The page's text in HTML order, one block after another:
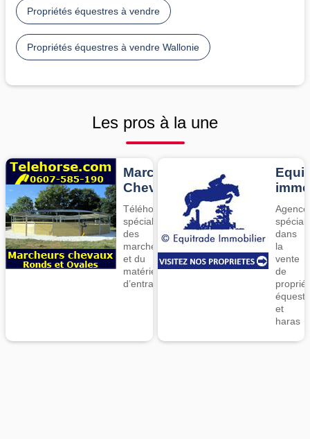
Propriétés équestres à vendre
Propriétés équestres à vendre Wallonie
Les pros à la une
Marcheurs
Chevaux
Téléhorse,
spécialiste
des
marcheurs
et du
matériel
d’entrainement
immo
Agence
dans
la
vente
de
et
haras